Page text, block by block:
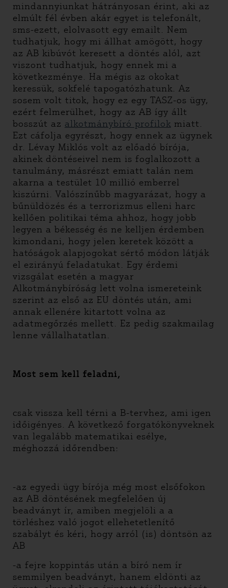
mindannyiunkat hátrányosan érint, aki az
elmúlt fél évben akár egyet is telefonált,
sms-ezett, elolvasott egy emailt. Nem
tudhatjuk, hogy mi állhat amögött, hogy
az AB kibúvót keresett a döntés alól, azt
viszont tudhatjuk, hogy ennek mi a
következménye. Ha mégis az okokat
keressük, sokfelé tapogatózhatunk. Az
sosem volt titok, hogy ez egy TASZ-os ügy,
ezért felmerülhet, hogy az AB így állt
bosszút az alkotmánybíró profilok miatt.
Ezt cáfolja egyrészt, hogy ennek az ügynek
dr. Lévay Miklós volt az előadó bírója,
akinek döntéseivel nem is foglalkozott a
tanulmány, másrészt emiatt talán nem
akarna a testület 10 millió emberrel
kiszúrni. Valószínűbb magyarázat, hogy a
bűnüldözés és a terrorizmus elleni harc
kellően politikai téma ahhoz, hogy jobb
legyen a békesség és ne kelljen érdemben
kimondani, hogy jelen keretek között a
hatóságok alapjogokat sértő módon látják
el ezirányú feladatukat. Egy érdemi
vizsgálat esetén a magyar
Alkotmánybíróság lett volna ismereteink
szerint az első az EU döntés után, ami
annak ellenére kitartott volna az
adatmegőrzés mellett. Ez pedig szakmailag
lenne vállalhatatlan.
Most sem kell feladni,
csak vissza kell térni a B-tervhez, ami igen
időigényes. A következő forgatókönyveknek
van legalább matematikai esélye,
méghozzá időrendben:
-az egyedi ügy bírója még most elsőfokon
az AB döntésének megfelelően új
beadványt ír, amiben megjelöli a a
törléshez való jogot ellehetetlenítő
szabályt és kéri, hogy arról (is) döntsön az
AB
-a fejre koppintás után a bíró nem ír
semmilyen beadványt, hanem eldönti az